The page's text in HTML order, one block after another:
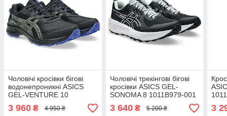
Чоловічі кросівки бігові
водонепроникні ASICS
GEL-VENTURE 10
WATERPROOF 1011B965-
002 (розмір 44)
3 960 ₴ 4 950 ₴
Чоловічі трекінгові бігові
кросівки ASICS GEL-
SONOMA 8 1011B979-001
3 640₴ 5 200 ₴ 3